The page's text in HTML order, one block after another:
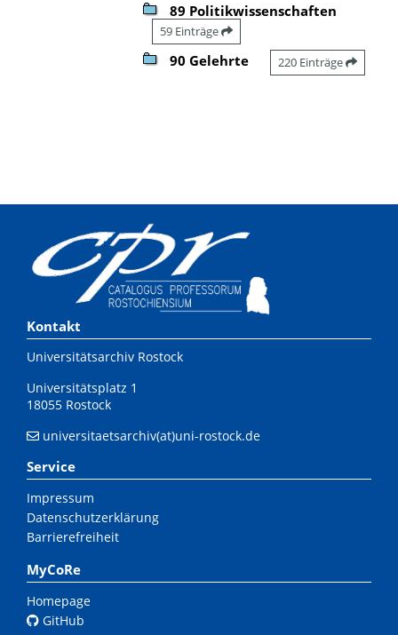
89 Politikwissenschaften
59 Einträge
90 Gelehrte 220 Einträge
Kontakt
Universitätsarchiv Rostock
Universitätsplatz 1
18055 Rostock
universitaetsarchiv(at)uni-rostock.de
Service
Impressum
Datenschutzerklärung
Barrierefreiheit
MyCoRe
Homepage
GitHub